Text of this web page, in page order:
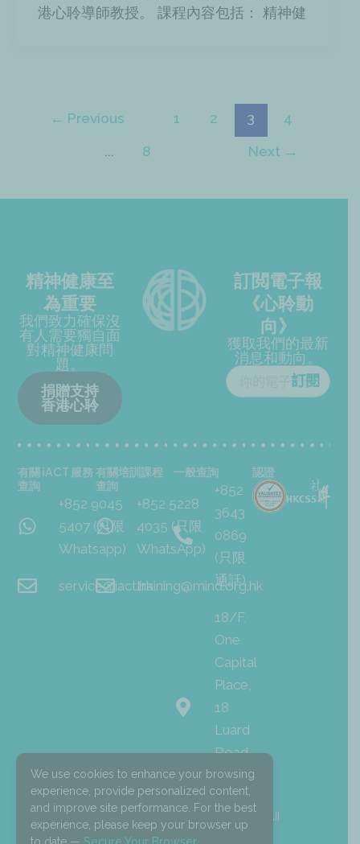
港心聆導師教授。 課程內容包括： 精神健
← Previous 1 2 3 4
... 8 Next →
精神健康至
為重要
我們致力確保沒
有人需要獨自面
對精神健康問
題。
捐贈支持
香港心聆
訂閲電子報
《心聆動
向》
獲取我們的最新
消息和動向。
有關 iACT 服務
查詢
+852 9045
5407 (只限
Whatsapp)
service@iact.hk
有關培訓課程
查詢
+852 5228
4035 (只限
WhatsApp)
training@mind.org.hk
一般查詢
+852
3643
0869
(只限
通話)
18/F,
One
Capital
Place,
18
Luard
Road,
Wan
Chai
認證
I
n
F
a
L
i
© 2026 Mind HK. All
Rights Reserved.
We use cookies to enhance your browsing
experience, provide personalized content,
and improve site performance. For the best
experience, please keep your browser up